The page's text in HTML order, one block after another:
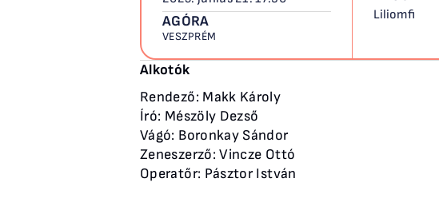
AGÓRA
VESZPRÉM
Liliomfi
Alkotók
Rendező: Makk Károly
Író: Mészöly Dezső
Vágó: Boronkay Sándor
Zeneszerző: Vincze Ottó
Operatőr: Pásztor István